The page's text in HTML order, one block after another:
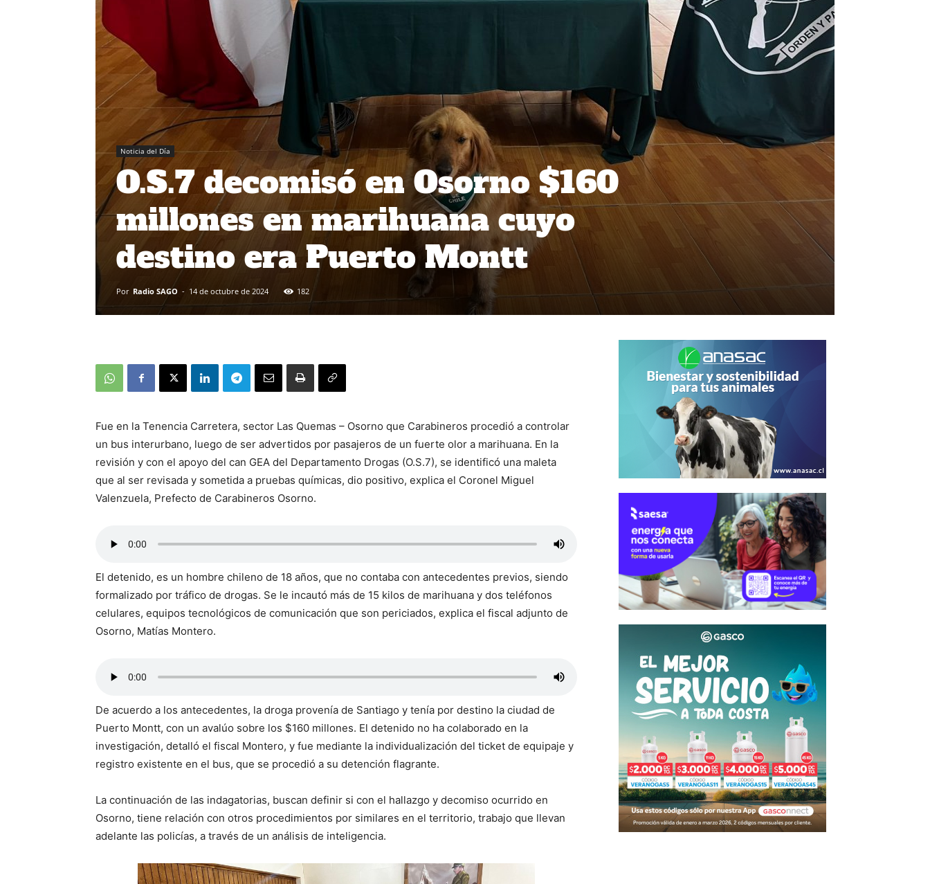
Noticia del Día
O.S.7 decomisó en Osorno $160
millones en marihuana cuyo
destino era Puerto Montt
Por Radio SAGO - 14 de octubre de 2024 182
Fue en la Tenencia Carretera, sector Las Quemas – Osorno que Carabineros procedió a controlar
un bus interurbano, luego de ser advertidos por pasajeros de un fuerte olor a marihuana. En la
revisión y con el apoyo del can GEA del Departamento Drogas (O.S.7), se identificó una maleta
que al ser revisada y sometida a pruebas químicas, dio positivo, explica el Coronel Miguel
Valenzuela, Prefecto de Carabineros Osorno.
El detenido, es un hombre chileno de 18 años, que no contaba con antecedentes previos, siendo
formalizado por tráfico de drogas. Se le incautó más de 15 kilos de marihuana y dos teléfonos
celulares, equipos tecnológicos de comunicación que son periciados, explica el fiscal adjunto de
Osorno, Matías Montero.
De acuerdo a los antecedentes, la droga provenía de Santiago y tenía por destino la ciudad de
Puerto Montt, con un avalúo sobre los $160 millones. El detenido no ha colaborado en la
investigación, detalló el fiscal Montero, y fue mediante la individualización del ticket de equipaje y
registro existente en el bus, que se procedió a su detención flagrante.
La continuación de las indagatorias, buscan definir si con el hallazgo y decomiso ocurrido en
Osorno, tiene relación con otros procedimientos por similares en el territorio, trabajo que llevan
adelante las policías, a través de un análisis de inteligencia.